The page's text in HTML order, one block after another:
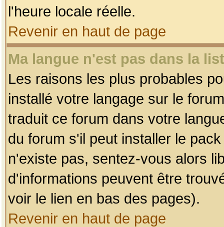
l'heure locale réelle.
Revenir en haut de page
Ma langue n'est pas dans la
Les raisons les plus probables
installé votre langage sur le
traduit ce forum dans votre
du forum s'il peut installer le
n'existe pas, sentez-vous alors
d'informations peuvent être
voir le lien en bas des pages).
Revenir en haut de page